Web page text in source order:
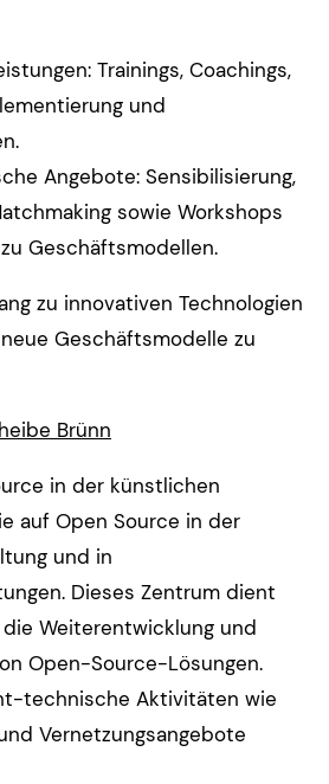
Trainings, Coachings,
und
Angebote: Sensibilisierung,
sowie Workshops
Geschäftsmodellen.
zu innovativen Technologien
Geschäftsmodelle zu
Brünn
in der künstlichen
auf Open Source in der
und in
Dieses Zentrum dient
Weiterentwicklung und
Open-Source-Lösungen.
technische Aktivitäten wie
Vernetzungsangebote